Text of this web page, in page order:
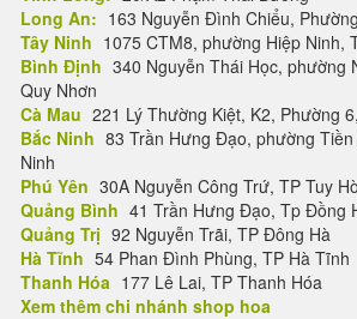
Long An: 163 Nguyễn Đình Chiểu,
Tây Ninh 1075 CTM8, phường Hiệp Ninh,
Bình Định 340 Nguyễn Thái Học, phường
Quy Nhơn
Cà Mau 221 Lý Thường Kiệt, K2, Phường
Bắc Ninh 83 Trần Hưng Đạo, phường Tiền
Ninh
Phú Yên 30A Nguyễn Công Trứ, TP Tuy
Quảng Bình 41 Trần Hưng Đạo, Tp Đồng
Quảng Trị 92 Nguyễn Trãi, TP Đông Hà
Hà Tĩnh 54 Phan Đình Phùng, TP Hà Tĩnh
Thanh Hóa 177 Lê Lai, TP Thanh Hóa
Xem thêm chi nhánh shop hoa